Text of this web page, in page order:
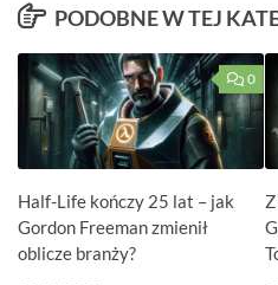
PODOBNE W TEJ
0
Half-Life kończy 25 lat – jak
Gordon Freeman zmienił
oblicze branży?